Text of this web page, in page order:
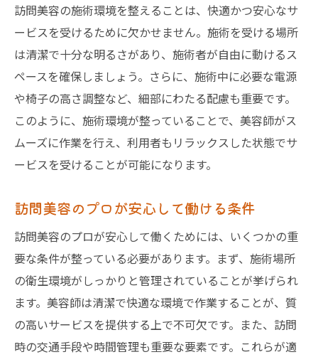
訪問美容の施術環境を整えることは、快適かつ安心なサ
ービスを受けるために欠かせません。施術を受ける場所
は清潔で十分な明るさがあり、施術者が自由に動けるス
ペースを確保しましょう。さらに、施術中に必要な電源
や椅子の高さ調整など、細部にわたる配慮も重要です。
このように、施術環境が整っていることで、美容師がス
ムーズに作業を行え、利用者もリラックスした状態でサ
ービスを受けることが可能になります。
訪問美容のプロが安心して働ける条件
訪問美容のプロが安心して働くためには、いくつかの重
要な条件が整っている必要があります。まず、施術場所
の衛生環境がしっかりと管理されていることが挙げられ
ます。美容師は清潔で快適な環境で作業することが、質
の高いサービスを提供する上で不可欠です。また、訪問
時の交通手段や時間管理も重要な要素です。これらが適